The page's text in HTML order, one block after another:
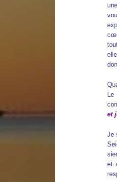
et
Je
et